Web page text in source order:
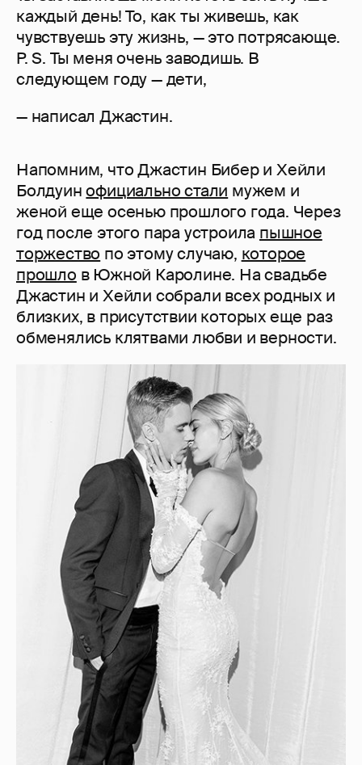
каждый день! То, как ты живешь, как
чувствуешь эту жизнь, — это потрясающе.
P. S. Ты меня очень заводишь. В
следующем году — дети,
— написал Джастин.
Напомним, что Джастин Бибер и Хейли
Болдуинофициально стали мужем и
женой еще осенью прошлого года. Через
год после этого пара устроила пышное
торжество по этому случаю, которое
прошло в Южной Каролине. На свадьбе
Джастин и Хейли собрали всех родных и
близких, в присутствии которых еще раз
обменялись клятвами любви и верности.